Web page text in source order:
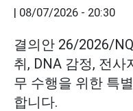
| 08/07/2026 - 20:30
결의안 26/2026/
취, DNA 감정, 전사
무 수행을 위한 특
합니다.